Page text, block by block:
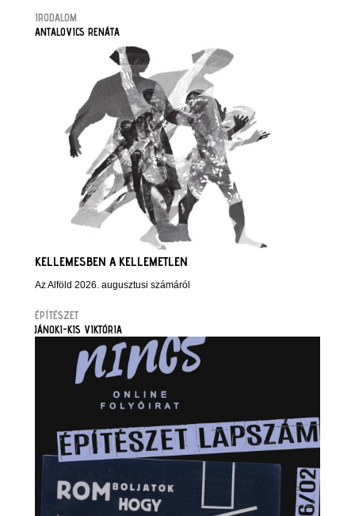
IRODALOM
ANTALOVICS RENÁTA
KELLEMESBEN A KELLEMETLEN
Az Alföld 2026. augusztusi számáról
ÉPÍTÉSZET
JÁNOKI-KIS VIKTÓRIA